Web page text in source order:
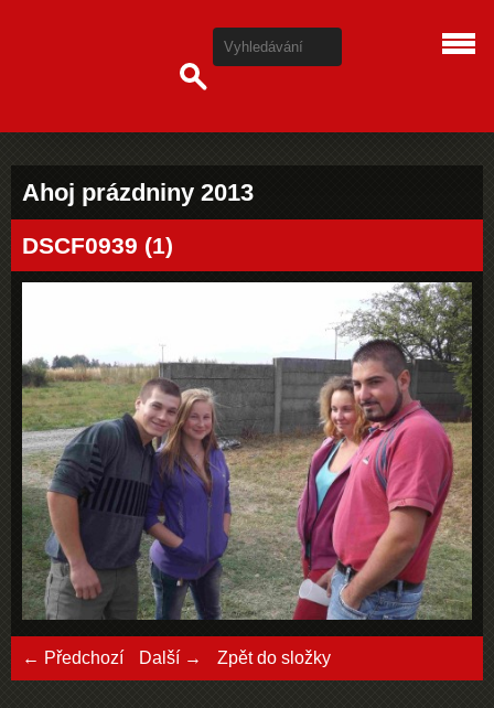
Ahoj prázdniny 2013
DSCF0939 (1)
← Předchozí Další → Zpět do složky